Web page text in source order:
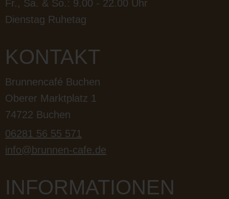
Fr., Sa. & So.: 9.00 - 22.00 Uhr
Dienstag Ruhetag
KONTAKT
Brunnencafé Buchen
Oberer Marktplatz 1
74722 Buchen
06281 56 55 571
info@brunnen-cafe.de
INFORMATIONEN